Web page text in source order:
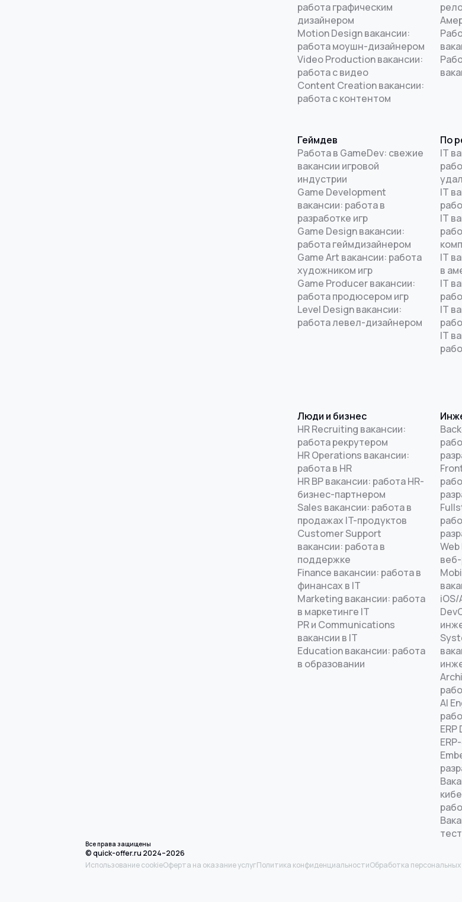
работа графическим
дизайнером
Motion Design вакансии:
работа моушн-дизайнером
Video Production вакансии:
работа с видео
Content Creation вакансии:
работа с контентом
Геймдев
Работа в GameDev: свежие
вакансии игровой
индустрии
Game Development
вакансии: работа в
разработке игр
Game Design вакансии:
работа геймдизайнером
Game Art вакансии: работа
художником игр
Game Producer вакансии:
работа продюсером игр
Level Design вакансии:
работа левел-дизайнером
По
IT
IT
IT
IT
в
IT
IT
IT
Люди и бизнес
HR Recruiting вакансии:
работа рекрутером
HR Operations вакансии:
работа в HR
HR BP вакансии: работа HR-
бизнес-партнером
Sales вакансии: работа в
продажах IT-продуктов
Customer Support
вакансии: работа в
поддержке
Finance вакансии: работа в
финансах в IT
Marketing вакансии: работа
в маркетинге IT
PR и Communications
вакансии в IT
Education вакансии: работа
в образовании
AI
Все права защищены
© quick-offer.ru 2024–2026
Использование cookieОферта на оказание услугПолитика конфиденциальностиОбработка